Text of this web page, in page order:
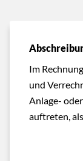
Im
und
Anlage-
auftreten,